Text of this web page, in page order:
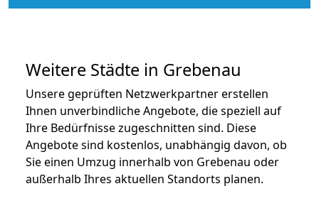
Weitere Städte in Grebenau
Unsere geprüften Netzwerkpartner erstellen
Ihnen unverbindliche Angebote, die speziell auf
Ihre Bedürfnisse zugeschnitten sind. Diese
Angebote sind kostenlos, unabhängig davon, ob
Sie einen Umzug innerhalb von Grebenau oder
außerhalb Ihres aktuellen Standorts planen.